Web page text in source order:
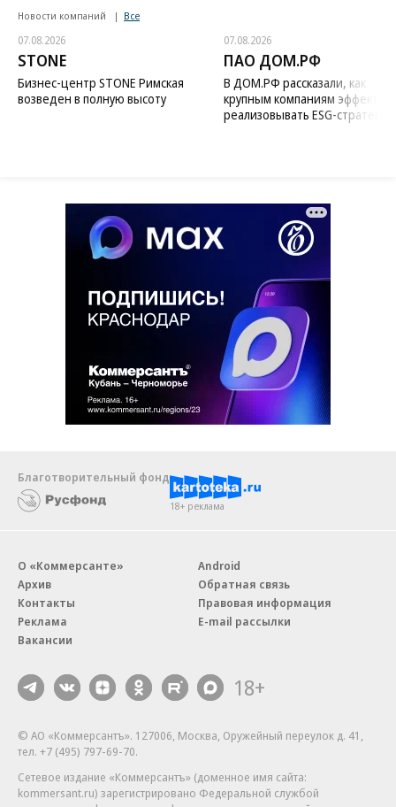
Новости компаний Все
07.08.2026
STONE
Бизнес-центр STONE Римская
возведен в полную высоту
07.08.2026
ПАО ДОМ.РФ
В ДОМ.РФ рассказали, как
крупным компаниям
реализовывать ESG-стратегию
Благотворительный фонд
18+ реклама
О «Коммерсанте»
Архив
Контакты
Реклама
Вакансии
Android
Обратная связь
Правовая информация
E-mail рассылки
18+
© АО «Коммерсантъ». 127006, Москва, Оружейный переулок д. 41,
тел. +7 (495) 797-69-70.
Сетевое издание «Коммерсантъ» (доменное имя сайта:
kommersant.ru) зарегистрировано Федеральной службой